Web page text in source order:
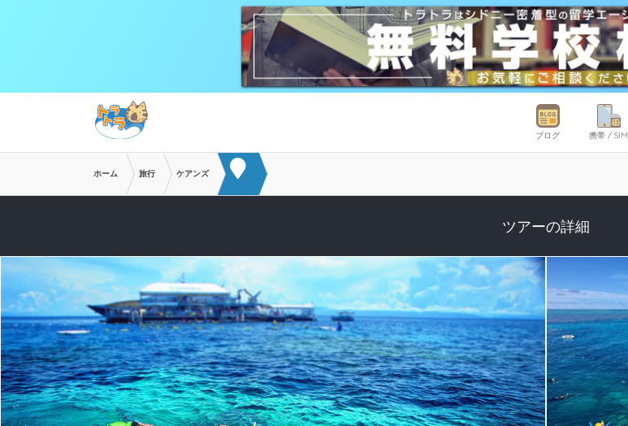
ブログ 携帯 / SIM
ホーム 旅行 ケアンズ
ツアーの詳細